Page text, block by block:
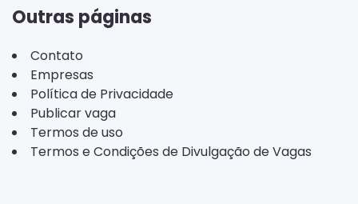
Outras páginas
Contato
Empresas
Política de Privacidade
Publicar vaga
Termos de uso
Termos e Condições de Divulgação de Vagas